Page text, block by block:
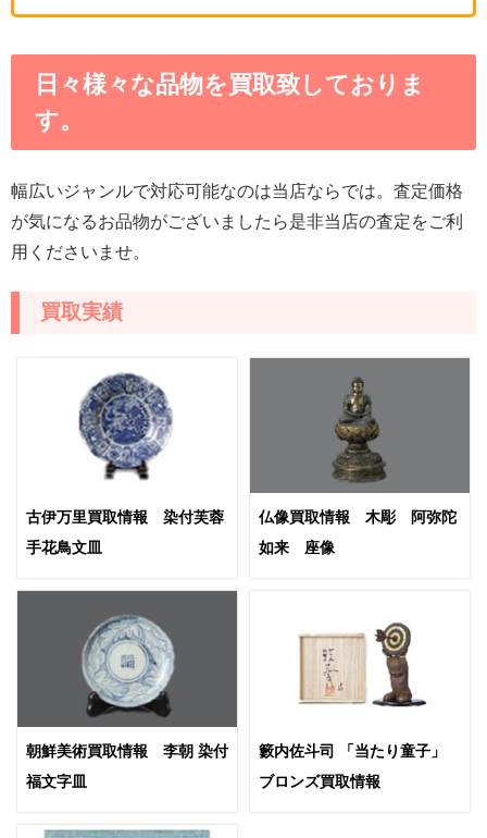
日々様々な品物を買取致しておりま
す。
幅広いジャンルで対応可能なのは当店ならでは。査定価格
が気になるお品物がございましたら是非当店の査定をご利
用くださいませ。
買取実績
古伊万里買取情報 染付芙蓉
手花鳥文皿
仏像買取情報 木彫 阿弥陀
如来 座像
朝鮮美術買取情報 李朝 染付
福文字皿
籔内佐斗司 「当たり童子」
ブロンズ買取情報